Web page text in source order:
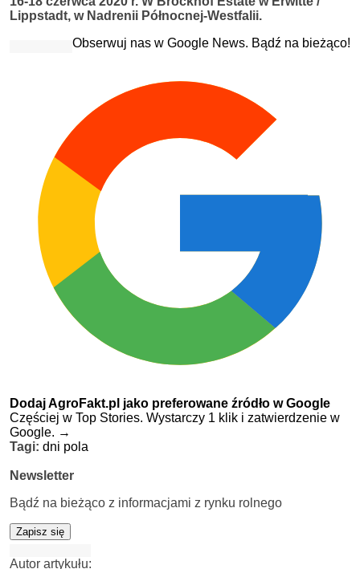
Lippstadt, w Nadrenii Północnej-Westfalii.
Obserwuj nas w Google News. Bądź na bieżąco!
Dodaj AgroFakt.pl jako preferowane źródło w Google
Częściej w Top Stories. Wystarczy 1 klik i zatwierdzenie w
Google. →
Tagi: dni pola
Newsletter
Bądź na bieżąco z informacjami z rynku rolnego
Zapisz się
Autor artykułu: